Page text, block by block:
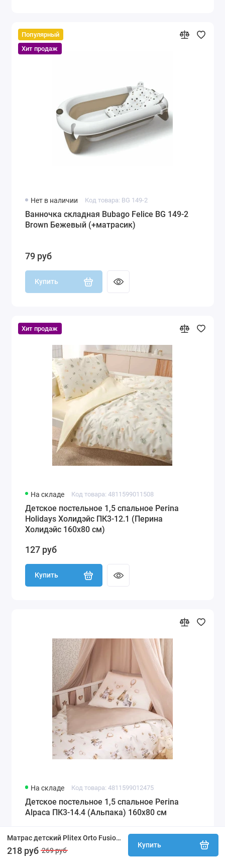
Матрас детский Plitex Orto Fusion 160х80х12 ПМ-11/2 (160х80 см) ПОД ЗАКАЗ 6-7 дней
218 руб 269 руб
Купить
Популярный
Хит продаж
Нет в наличии Код товара: BG 149-2
Ванночка складная Bubago Felice BG 149-2
Brown Бежевый (+матрасик)
79 руб
Купить
Хит продаж
На складе Код товара: 4811599011508
Детское постельное 1,5 спальное Perina
Holidays Холидэйс ПК3-12.1 (Перина
Холидэйс 160х80 см)
127 руб
Купить
На складе Код товара: 4811599012475
Детское постельное 1,5 спальное Perina
Alpaca ПК3-14.4 (Альпака) 160х80 см
127 руб